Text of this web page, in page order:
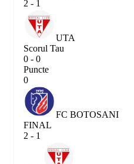
2 - 1
UTA
Scorul Tau
0 - 0
Puncte
0
FC BOTOSANI
FINAL
2 - 1